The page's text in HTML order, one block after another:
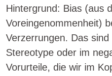
Hintergrund: Bias (aus
Voreingenommenheit)
Verzerrungen. Das sind
Stereotype oder im
Vorurteile, die wir im